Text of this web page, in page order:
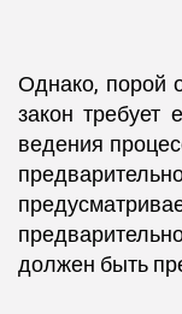
Однако, порой
закон требует
ведения
должен быть